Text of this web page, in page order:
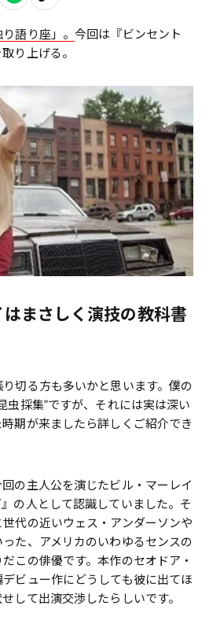
語り座」。今回は『ビンセント
り上げる。
まさしく演技の教科書
切る方も多いかと思います。僕の
虫採集”ですが、それには実は深い
期が来ましたら詳しくご紹介でき
の主人公を演じたビル・マーレイ
の人として認識していました。そ
代の近いウェス・アンダーソンや
た、アメリカのいわゆるセンスの
この俳優です。本作のセオドア・
ビュー作にどうしても彼に出てほ
して出演交渉したらしいです。